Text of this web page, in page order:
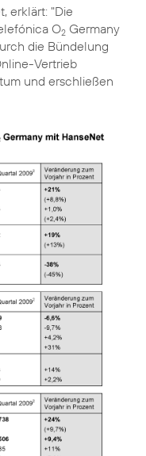
erklärt: "Die
O2 Germany
die Bündelung
Vertrieb
und erschließen